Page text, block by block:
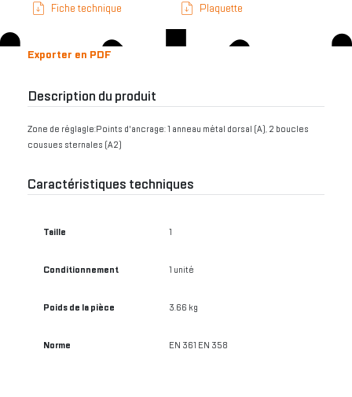
Fiche technique Plaquette
Exporter en PDF
Description du produit
Zone de réglagle:Points d'ancrage: 1 anneau métal dorsal (A), 2 boucles
cousues sternales (A2)
Caractéristiques techniques
Taille 1
Conditionnement 1 unité
Poids de la pièce 3.66 kg
Norme EN 361 EN 358